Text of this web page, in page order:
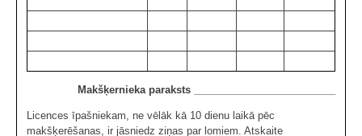
Makšķernieka paraksts _________________________
Licences īpašniekam, ne vēlāk kā 10 dienu laikā pēc
makšķerēšanas, ir jāsniedz ziņas par lomiem. Atskaite